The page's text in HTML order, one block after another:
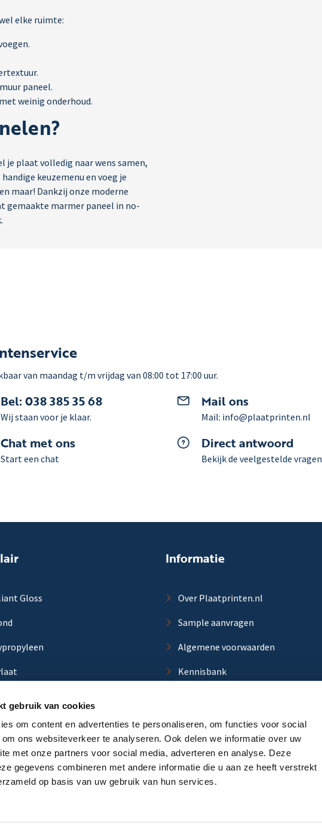
gebruik van cookies
om content en advertenties te personaliseren, om functies voor social
om ons websiteverkeer te analyseren. Ook delen we informatie over uw
met onze partners voor social media, adverteren en analyse. Deze
gegevens combineren met andere informatie die u aan ze heeft verstrekt
op basis van uw gebruik van hun services.
elke ruimte:
paneel.
weinig onderhoud.
je plaat volledig naar wens samen,
keuzemenu en voeg je
maar! Dankzij onze moderne
gemaakte marmer paneel in no-
van maandag t/m vrijdag van 08:00 tot 17:00 uur.
Bel: 038 385 35 68
Wij staan voor je klaar.
Mail ons
Mail: info@plaatprinten.nl
Chat met ons
Start een chat
Direct antwoord
Bekijk de veelgestelde vragen
Gloss
Informatie
Over Plaatprinten.nl
Sample aanvragen
Algemene voorwaarden
Kennisbank